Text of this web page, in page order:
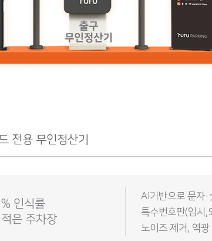
전용 무인정산기
인식률
은 주차장
AI기반으로 문자
특수번호판(임시,
노이즈 제거, 역